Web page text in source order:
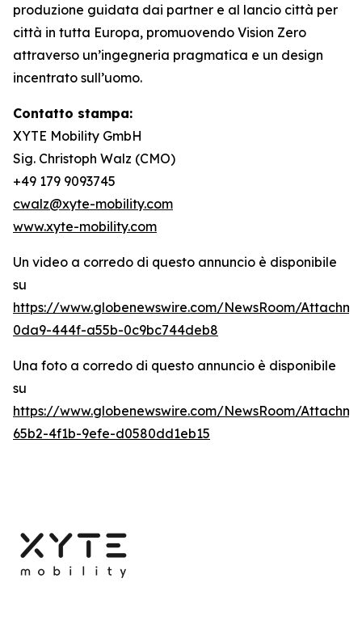
produzione guidata dai partner e al lancio città per
città in tutta Europa, promuovendo Vision Zero
attraverso un’ingegneria pragmatica e un design
incentrato sull’uomo.
Contatto stampa:
XYTE Mobility GmbH
Sig. Christoph Walz (CMO)
+49 179 9093745
cwalz@xyte-mobility.com
www.xyte-mobility.com
Un video a corredo di questo annuncio è disponibile
su
https://www.globenewswire.com/NewsRoom/
0da9-444f-a55b-0c9bc744deb8
Una foto a corredo di questo annuncio è disponibile
su
https://www.globenewswire.com/NewsRoom/
65b2-4f1b-9efe-d0580dd1eb15